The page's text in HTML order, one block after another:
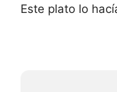
Este plato lo